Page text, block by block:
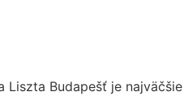
Liszta Budapešť je najväčšie